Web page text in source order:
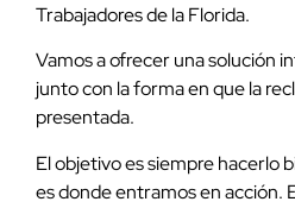
Trabajadores de la Florida.
Vamos a ofrecer una solución
junto con la forma en que la
presentada.
El objetivo es siempre hacerlo
es donde entramos en acción.